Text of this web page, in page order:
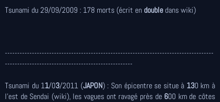
Tsunami du 29/09/2009 : 178 morts (écrit en double dans wiki)
-------------------------------------------------------------------------------------
----------------------------------------------------
Tsunami du 11/03/2011 (JAPON) : Son épicentre se situe à 130 km à
l'est de Sendai (wiki), les vagues ont ravagé près de 600 km de côtes